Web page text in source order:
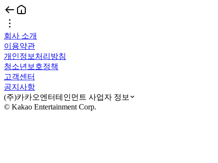
회사 소개
이용약관
개인정보처리방침
청소년보호정책
고객센터
공지사항
(주)카카오엔터테인먼트 사업자 정보
© Kakao Entertainment Corp.